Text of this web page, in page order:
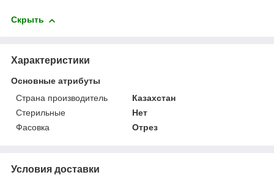
Скрыть
Характеристики
Основные атрибуты
Страна производитель
Казахстан
Стерильные
Нет
Фасовка
Отрез
Условия доставки